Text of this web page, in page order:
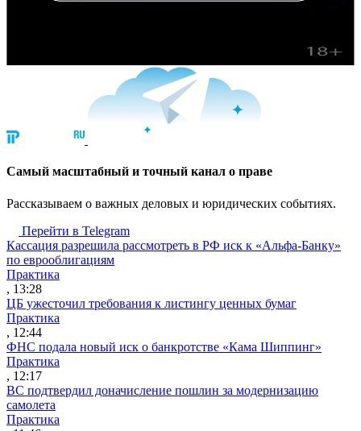
Cамый масштабный и точный канал о праве
Рассказываем о важных деловых и юридических событиях.
Перейти в Telegram
Кассация разрешила рассмотреть в РФ иск к «Альфа-Банку»
по еврооблигациям
Практика
, 13:28
ЦБ ужесточил требования к листингу ценных бумаг
Практика
, 12:44
ФНС подала новый иск о банкротстве «Кама Шиппинг»
Практика
, 12:17
ВС подтвердил доначисление пошлин за модернизацию
самолета
Практика